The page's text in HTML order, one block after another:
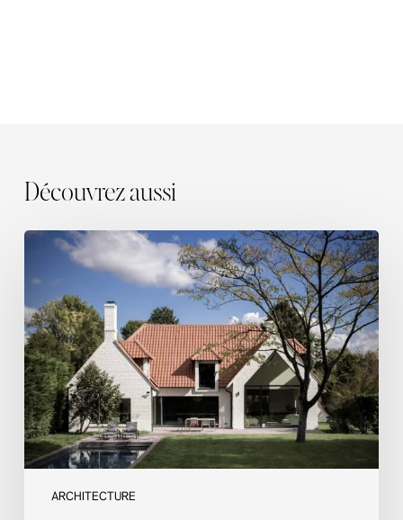
Découvrez aussi
ARCHITECTURE
Lumière
héritage